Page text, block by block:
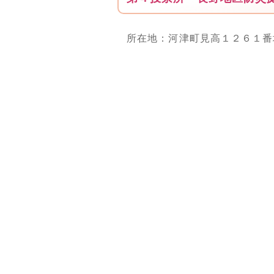
所在地：河津町見高１２６１